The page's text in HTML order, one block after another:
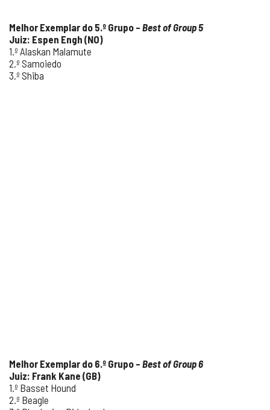
Melhor Exemplar do 5.º Grupo – Best of Group 5
Juiz: Espen Engh (NO)
1.º Alaskan Malamute
2.º Samoiedo
3.º Shiba
Melhor Exemplar do 6.º Grupo – Best of Group 6
Juiz: Frank Kane (GB)
1.º Basset Hound
2.º Beagle